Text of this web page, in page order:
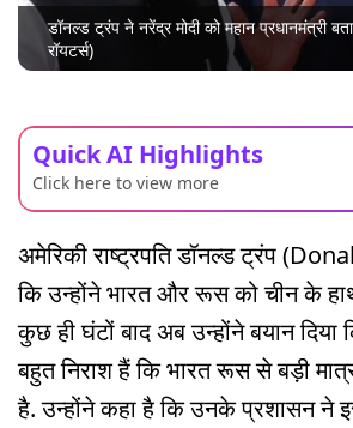
डॉनल्ड ट्रंप ने नरेंद्र मोदी को महान प्रधानमंत्री
रॉयटर्स)
Quick AI Highlights
Click here to view more
अमेरिकी राष्ट्रपति डॉनल्ड ट्रंप
कि उन्होंने भारत और रूस को चीन के
कुछ ही घंटों बाद अब उन्होंने बयान दिया
बहुत निराश हैं कि भारत रूस से बड़ी
है. उन्होंने कहा है कि उनके प्रशासन ने